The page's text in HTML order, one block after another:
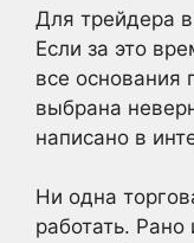
Для трейдера
Если за это
все основания
выбрана
написано в
Ни одна
работать.